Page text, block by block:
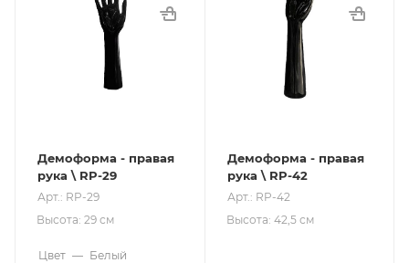
Демоформа - правая
рука \ RP-29
Арт.: RP-29
Высота: 29 см
Цвет — Белый
Демоформа - правая
рука \ RP-42
Арт.: RP-42
Высота: 42,5 см